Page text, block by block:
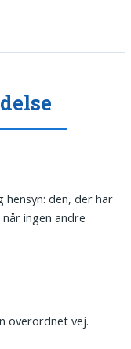
den, der har
ingen andre
overordnet vej.